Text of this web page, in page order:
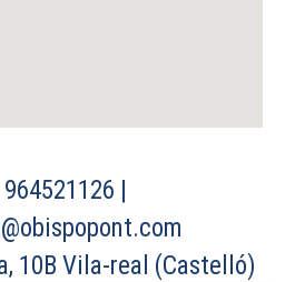
|
10B Vila-real (Castelló)